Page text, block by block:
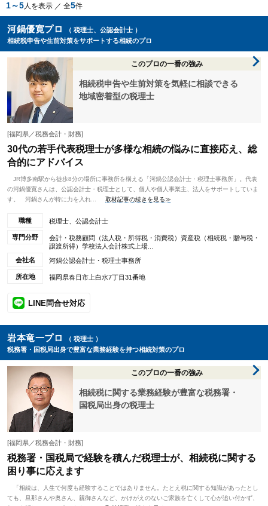
1～5人を表示 ／ 全5件
河鍋優寛プロ
（ 税理士、公認会計士 ）
相続税申告や生前対策をサポートする相続のプロ
このプロの一番の強み
相続税申告や生前対策を気軽に相談できる
地域密着型の税理士
[福岡県／税務会計・財務]
30代の若手代表税理士が多様な相続の悩みに直接応え、総
合的にアドバイス
JR博多南駅から徒歩8分の場所に事務所を構える「河鍋公認会計士・税理士事務所」。代表
の河鍋優寛さんは、公認会計士・税理士として、個人や個人事業主、法人をサポートしていま
す。 河鍋さんが特に力を入れ...
取材記事の続きを見る≫
職種 税理士、公認会計士
専門分野
会計・税務顧問（法人税・所得税・消費税）資産税（相続税・贈与税・
譲渡所得）学校法人会計株式上場...
会社名
河鍋公認会計士・税理士事務所
所在地 福岡県春日市上白水7丁目31番地
LINE問合せ対応
岩本竜一プロ
（ 税理士 ）
税務署・国税局出身で豊富な業務経験を持つ相続対策のプロ
このプロの一番の強み
相続税に関する業務経験が豊富な税務署・
国税局出身の税理士
[福岡県／税務会計・財務]
税務署・国税局で経験を積んだ税理士が、相続税に関する
困り事に応えます
「相続は、人生で何度も経験することではありません。たとえ税に関する知識があったとし
ても、旦那さんや奥さん、親御さんなど、かけがえのないご家族を亡くして心が追い付かず、